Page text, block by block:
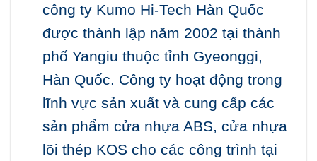
công ty Kumo Hi-Tech Hàn Quốc
được thành lập năm 2002 tại thành
phố Yangiu thuộc tỉnh Gyeonggi,
Hàn Quốc. Công ty hoạt động trong
lĩnh vực sản xuất và cung cấp các
sản phẩm cửa nhựa ABS, cửa nhựa
lõi thép KOS cho các công trình tại